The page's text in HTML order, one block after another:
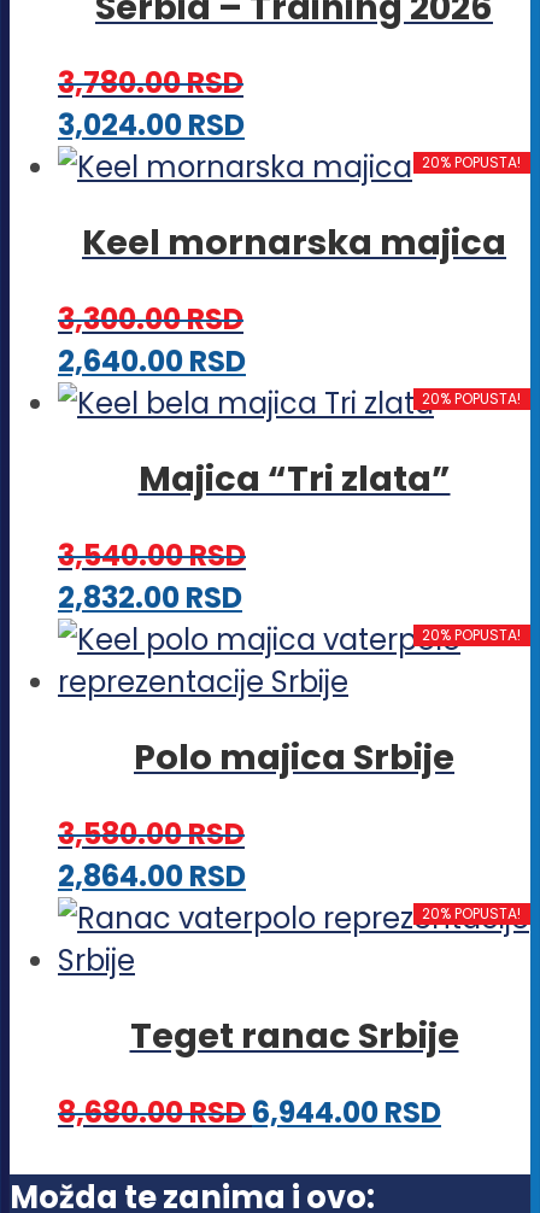
Opcije
na
stranici
proizvoda.
3,780.00RSD
3,024.00RSDOvaj
proizvod
više
mogu
biti
izabrane
na
stranici
20% POPUSTA!
Keel mornarska majica
3,300.00RSD
2,640.00RSDOvaj
proizvod
više
Opcije
biti
izabrane
na
stranici
20% POPUSTA!
Majica “Tri zlata”
3,540.00RSD
2,832.00RSDOvaj
proizvod
ima
varijanti.
mogu
biti
izabrane
stranici
proizvoda.
20% POPUSTA!
Polo majica Srbije
3,580.00RSD
2,864.00RSDOvaj
proizvod
varijanti.
mogu
biti
20% POPUSTA!
Teget ranac Srbije
8,680.00RSD6,944.00RSD
Možda te zanima i ovo: